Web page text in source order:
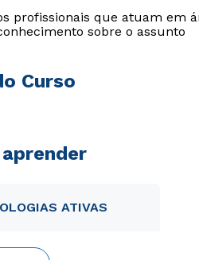
profissionais que atuam em
sobre o assunto
Curso
ATIVAS